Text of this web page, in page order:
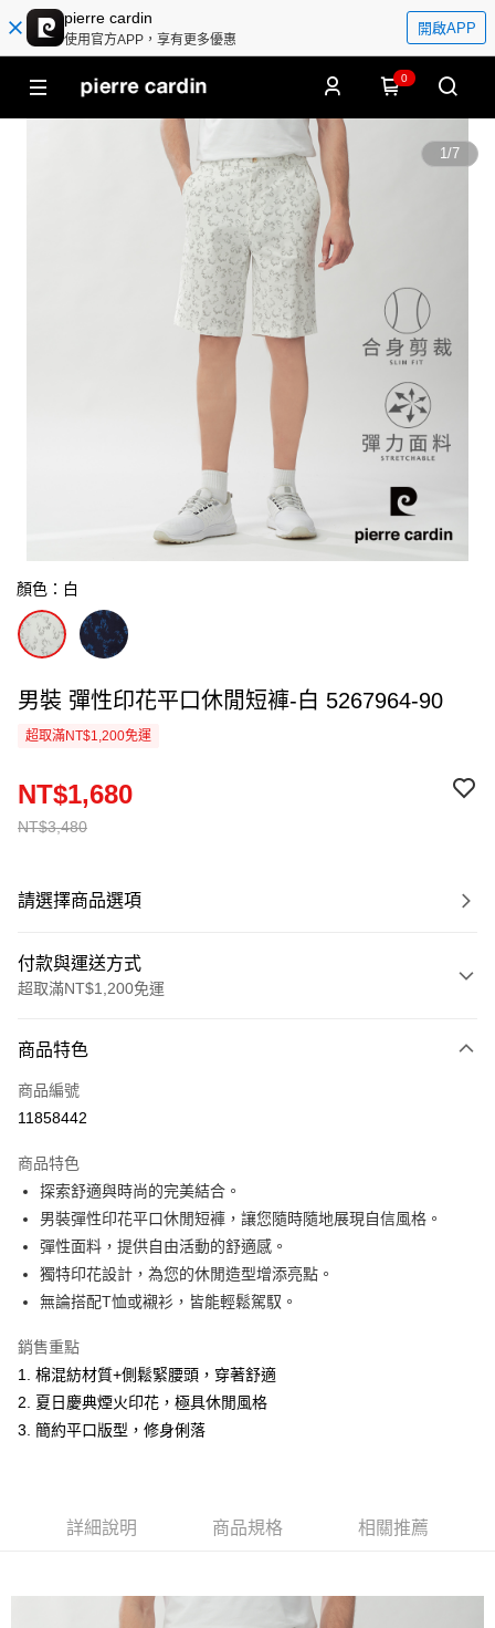
pierre cardin
使用官方APP，享有更多優惠
開啟APP
0
1/7
顏色：白
男裝 彈性印花平口休閒短褲-白 5267964-90
超取滿NT$1,200免運
NT$3,480
NT$1,680
請選擇商品選項
付款與運送方式
超取滿NT$1,200免運
信用卡一次付款
超商取貨付款
Apple Pay
悠遊付
Google Pay
ATM付款
全家取貨付款
每筆NT$60，滿NT$1,200(含以上)免運費
萊爾富取貨付款
付款後萊爾富取貨
商品特色
商品編號
11858442
商品特色
探索舒適與時尚的完美結合。
男裝彈性印花平口休閒短褲，讓您隨時隨地展現自信風格。
彈性面料，提供自由活動的舒適感。
獨特印花設計，為您的休閒造型增添亮點。
無論搭配T恤或襯衫，皆能輕鬆駕馭。
銷售重點
1. 棉混紡材質+側鬆緊腰頭，穿著舒適
2. 夏日慶典煙火印花，極具休閒風格
3. 簡約平口版型，修身俐落
詳細說明 商品規格 相關推薦